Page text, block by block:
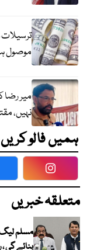
موصول
میر
نہیں،
ہمیں فالو کریں
متعلقہ خبریں
مسلم لیگ
بنائے گی ،